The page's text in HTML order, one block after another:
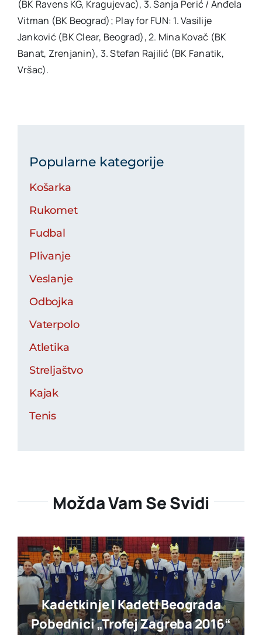
(BK Ravens KG, Kragujevac), 3. Sanja Perić / Anđela
Vitman (BK Beograd); Play for FUN: 1. Vasilije
Janković (BK Clear, Beograd), 2. Mina Kovač (BK
Banat, Zrenjanin), 3. Stefan Rajilić (BK Fanatik,
Vršac).
Popularne kategorije
Košarka
Rukomet
Fudbal
Plivanje
Veslanje
Odbojka
Vaterpolo
Atletika
Streljaštvo
Kajak
Tenis
Možda Vam Se Svidi
Kadetkinje I Kadeti Beograda
Pobednici „trofej Zagreba 2016“